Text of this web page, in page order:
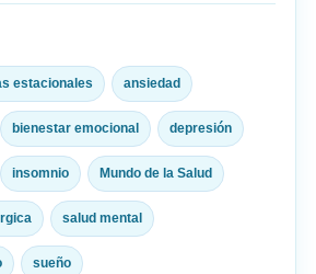
estacionales ansiedad
bienestar emocional depresión
insomnio Mundo de la Salud
salud mental
sueño